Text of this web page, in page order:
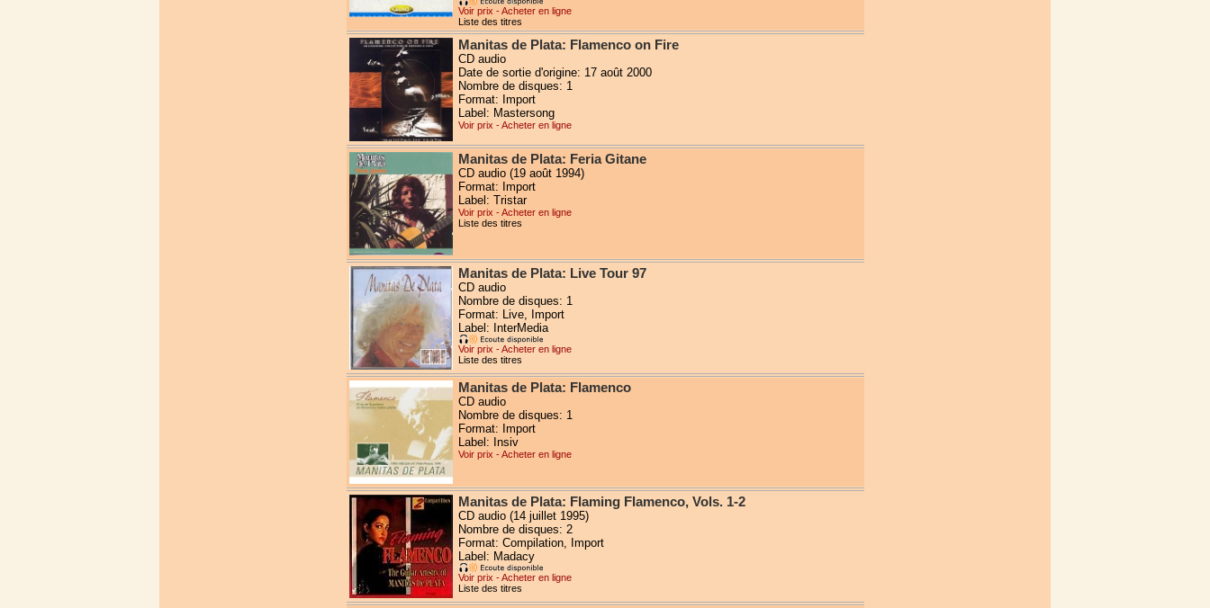
Voir prix - Acheter en ligne
Liste des titres
Manitas de Plata: Flamenco on Fire
CD audio
Date de sortie d'origine: 17 août 2000
Nombre de disques: 1
Format: Import
Label: Mastersong
Voir prix - Acheter en ligne
Manitas de Plata: Feria Gitane
CD audio (19 août 1994)
Format: Import
Label: Tristar
Voir prix - Acheter en ligne
Liste des titres
Manitas de Plata: Live Tour 97
CD audio
Nombre de disques: 1
Format: Live, Import
Label: InterMedia
Voir prix - Acheter en ligne
Liste des titres
Manitas de Plata: Flamenco
CD audio
Nombre de disques: 1
Format: Import
Label: Insiv
Voir prix - Acheter en ligne
Manitas de Plata: Flaming Flamenco, Vols. 1-2
CD audio (14 juillet 1995)
Nombre de disques: 2
Format: Compilation, Import
Label: Madacy
Voir prix - Acheter en ligne
Liste des titres